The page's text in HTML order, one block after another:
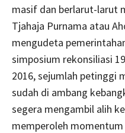
masif dan berlarut-larut
Tjahaja Purnama atau
mengudeta
simposium rekonsiliasi
2016, sejumlah petinggi
sudah di ambang
segera mengambil alih
memperoleh